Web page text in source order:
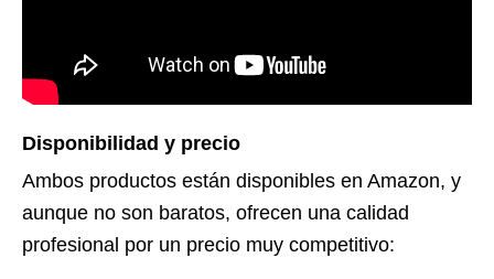
Disponibilidad y precio
Ambos productos están disponibles en Amazon, y
aunque no son baratos, ofrecen una calidad
profesional por un precio muy competitivo: